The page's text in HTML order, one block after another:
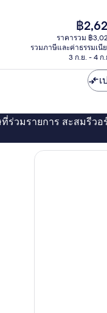
ราคา
ปัจจุบัน
คือ
฿2,621
฿
ราคารวม ฿
รวมภาษีและค่าธรรมเนี
3 ก.ย. - 4 ก
ร่วมรายการ สะสมรีวอ